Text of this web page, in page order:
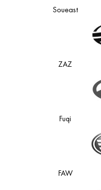
Soueast
ZAZ
Fuqi
FAW